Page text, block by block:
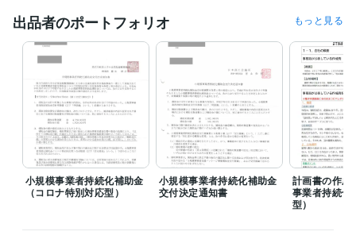
2024年ごろより、メッセージ等の送受信に失敗し、メッセージが送れて
いないといったケースが時々発生しています。そのような場合、こちら
でも送れていないことに気付けません。なぜか返事が無いという場合、
おかしいなと思った場合、お手数ですが、ご連絡頂ければ幸いです。
■お詫び②：既読について
メッセージが既読となっても、読めていない場合があります。何らかの
別の業務が急ぎで進行していたり、お客様と一緒にいて、ゆっくり見れ
ない場合も少なくありません。そうなりますと、すぐには返信できませ
ん。翌日・翌営業日の対応になってしまう場合もございます。その点、
ご理解・ご了承頂ければ幸いです。
出品者のポートフォリオ もっと見る
小規模事業者持続化補助金
（コロナ特別対応型）
小規模事業者持続化補助金
交付決定通知書
計画書の作
事業者持続化
型）